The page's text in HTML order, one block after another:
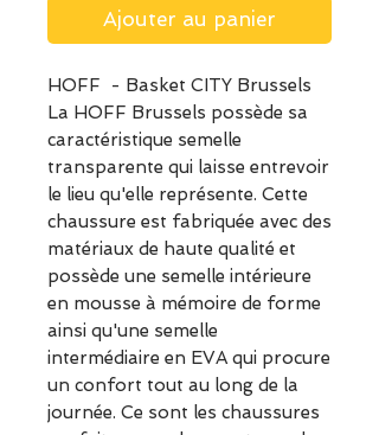
Ajouter au panier
HOFF - Basket CITY Brussels
La HOFF Brussels possède sa
caractéristique semelle
transparente qui laisse entrevoir
le lieu qu'elle représente. Cette
chaussure est fabriquée avec des
matériaux de haute qualité et
possède une semelle intérieure
en mousse à mémoire de forme
ainsi qu'une semelle
intermédiaire en EVA qui procure
un confort tout au long de la
journée. Ce sont les chaussures